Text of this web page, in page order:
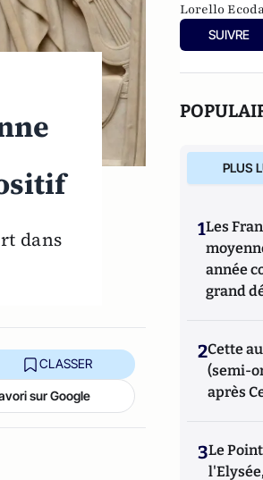
dans
CLASSER
sur Google
Lorello
conseils en
SUIVRE
PLUS
1Les
année
grand
2Cette
(semi-
après
3Le